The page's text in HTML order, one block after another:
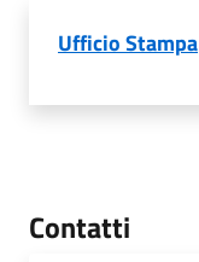
Ufficio Stampa
Contatti